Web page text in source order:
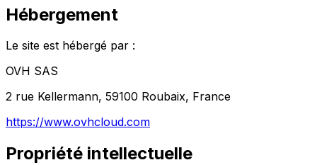
Hébergement
Le site est hébergé par :
OVH SAS
2 rue Kellermann, 59100 Roubaix, France
https://www.ovhcloud.com
Propriété intellectuelle